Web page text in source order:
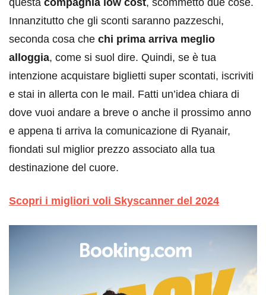
Innanzitutto che gli sconti saranno pazzeschi,
seconda cosa che chi prima arriva meglio
alloggia, come si suol dire. Quindi, se è tua
intenzione acquistare biglietti super scontati, iscriviti
e stai in allerta con le mail. Fatti un’idea chiara di
dove vuoi andare a breve o anche il prossimo anno
e appena ti arriva la comunicazione di Ryanair,
fiondati sul miglior prezzo associato alla tua
destinazione del cuore.
Scopri i migliori voli Skyscanner del 2024